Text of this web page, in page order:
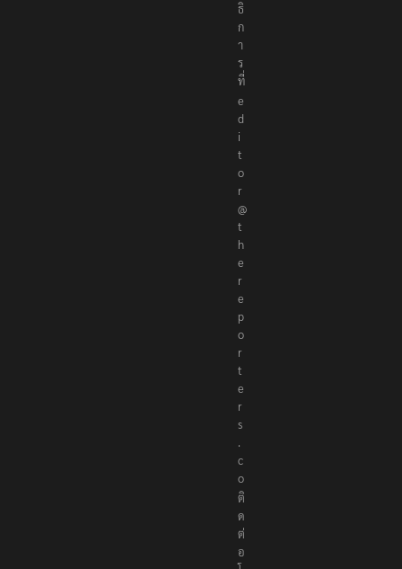
ธิ
ก
า
ร
ที่
e
d
i
t
o
r
@
t
h
e
r
e
p
o
r
t
e
r
s
.
c
o
ติ
ด
ต่
อ